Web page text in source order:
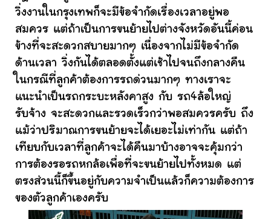
วิ่งงานในกรุงเทพก็จะมีข้อจำกัดเรื่องเวลาอยู่พอ
สมควร แต่ถ้าเป็นการขนย้ายไปต่างจังหวัดอันนี้ค่อน
ข้างที่จะสะดวกสบายมากๆ เนื่องจากไม่มีข้อจำกัด
ด้านเวลา วิ่งกันได้ตลอดตั้งแต่เช้าไปจนถึงกลางคืน
ในกรณีที่ลูกค้าต้องการรถด่วนมากๆ ทางเราจะ
แนะนำเป็นรถกระบะหลังคาสูง กับ รถ4ล้อใหญ่
รับจ้าง จะสะดวกและรวดเร็วกว่าพอสมควรครับ ถึง
แม้ว่าปริมาณการขนย้ายจะได้เยอะไม่เท่ากัน แต่ถ้า
เทียบกับเวลาที่ลูกค้าจะได้คืนมาบ้างอาจจะคุ้มกว่า
การต้องรอรถหกล้อเพื่อที่จะขนย้ายไปทั้งหมด แต่
ตรงส่วนนี้ก็ขึ้นอยู่กับความจำเป็นแล้วก็ความต้องการ
ของตัวลูกค้าเองครับ